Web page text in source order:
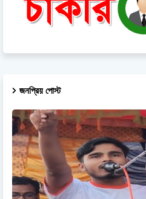
জনপ্রিয় পোস্ট